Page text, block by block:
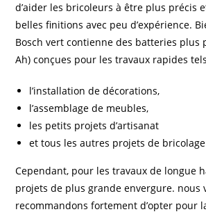
d’aider les bricoleurs à être plus précis
belles finitions avec peu d’expérience.
Bosch vert contienne des batteries plus
Ah) conçues pour les travaux rapides
l’installation de décorations,
l’assemblage de meubles,
les petits projets d’artisanat
et tous les autres projets de
Cependant, pour les travaux de longue
projets de plus grande envergure. nous
recommandons fortement d’opter pour